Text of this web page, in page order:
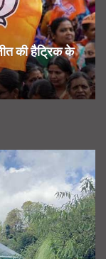
की हैट्रिक के